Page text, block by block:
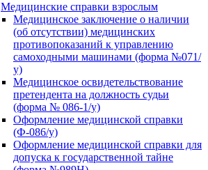
Медицинские справки взрослым
Медицинское заключение о наличии
(об отсутствии) медицинских
противопоказаний к управлению
самоходными машинами (форма №071/
у)
Медицинское освидетельствование
претендента на должность судьи
(форма № 086-1/у)
Оформление медицинской справки
(Ф-086/у)
Оформление медицинской справки для
допуска к государственной тайне